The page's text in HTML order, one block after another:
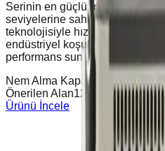
Serinin en güçlü modeli olan
seviyelerine sahip büyük
teknolojisiyle hızlı ve etkili nem
endüstriyel koşullarda
performans sunar.
Nem Alma Kapasitesi
225L / 24
Önerilen Alan1200 / 1500 m³
Ürünü İncele